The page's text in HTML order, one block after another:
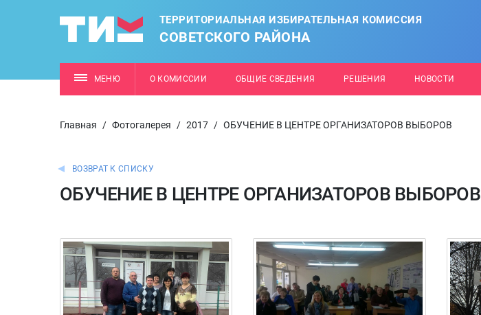
ТЕРРИТОРИАЛЬНАЯ ИЗБИРАТЕЛЬНАЯ КОМИССИЯ
СОВЕТСКОГО РАЙОНА
МЕНЮ О КОМИССИИ ОБЩИЕ СВЕДЕНИЯ РЕШЕНИЯ НОВОСТИ
Главная / Фотогалерея / 2017 / ОБУЧЕНИЕ В ЦЕНТРЕ ОРГАНИЗАТОРОВ ВЫБОРОВ
ВОЗВРАТ К СПИСКУ
ОБУЧЕНИЕ В ЦЕНТРЕ ОРГАНИЗАТОРОВ ВЫБОРОВ